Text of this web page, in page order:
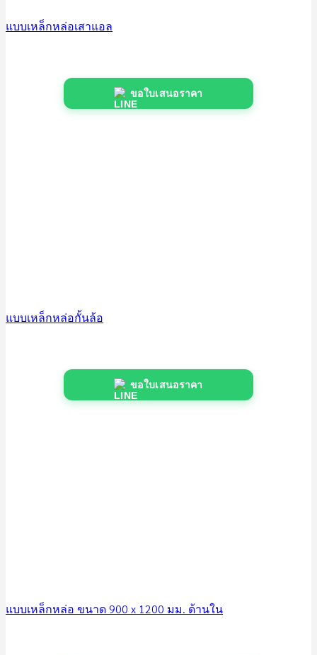
แบบเหล็กหล่อเสาแอล
ขอใบเสนอราคา
แบบเหล็กหล่อกั้นล้อ
ขอใบเสนอราคา
แบบเหล็กหล่อ ขนาด 900 x 1200 มม. ด้านใน